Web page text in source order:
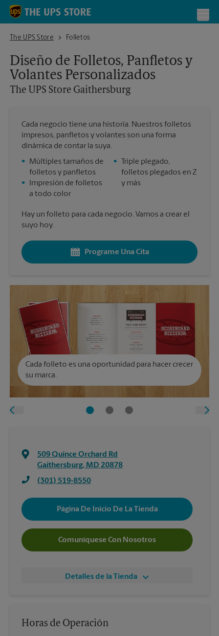
Skip to content
Return to Nav
The UPS Store
The UPS Store Gaithersburg
Folletos
Diseño de Folletos, Panfletos y
Volantes Personalizados
The UPS Store Gaithersburg
Cada negocio tiene una historia. Nuestros folletos
impresos, panfletos y volantes son una forma
dinámica de contar la suya.
•
Múltiples tamaños de
folletos y panfletos
•
Impresión de folletos
a todo color
•
Triple plegado,
folletos plegados en Z
y más
Hay un folleto para cada negocio. Vamos a crear el
suyo hoy.
Programe Una Cita
Cada folleto es una oportunidad para hacer crecer
su marca.
509 Quince Orchard Rd
Gaithersburg, MD 20878
(301) 519-8550
Página De Inicio De La Tienda
Comuníquese Con Nosotros
Detalles de la Tienda
Horas de Operación